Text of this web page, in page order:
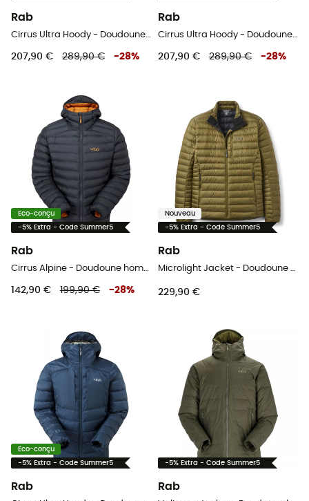
Rab
207,90 € 289,90 € -28%
Rab
207,90 € 289,90 € -28%
Eco-conçu
-5% Extra - Code Summer5
Rab
142,90 € 199,90 € -28%
Nouveau
-5% Extra - Code Summer5
Rab
229,90 €
Eco-conçu
-5% Extra - Code Summer5
Rab
-5% Extra - Code Summer5
Rab